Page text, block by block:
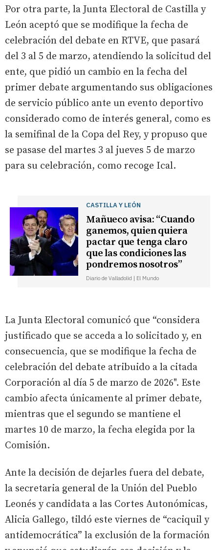
Por otra parte, la Junta Electoral de Castilla y
León aceptó que se modifique la fecha de
celebración del debate en RTVE, que pasará
del 3 al 5 de marzo, atendiendo la solicitud del
ente, que pidió un cambio en la fecha del
primer debate argumentando sus obligaciones
de servicio público ante un evento deportivo
considerado como de interés general, como es
la semifinal de la Copa del Rey, y propuso que
se pasase del martes 3 al jueves 5 de marzo
para su celebración, como recoge Ical.
CASTILLA Y LEÓN
Mañueco avisa: “Cuando
ganemos, quien quiera
pactar que tenga claro
que las condiciones las
pondremos nosotros”
Diario de Valladolid | El Mundo
La Junta Electoral comunicó que “considera
justificado que se acceda a lo solicitado y, en
consecuencia, que se modifique la fecha de
celebración del debate atribuido a la citada
Corporación al día 5 de marzo de 2026". Este
cambio afecta únicamente al primer debate,
mientras que el segundo se mantiene el
martes 10 de marzo, la fecha elegida por la
Comisión.
Ante la decisión de dejarles fuera del debate,
la secretaria general de la Unión del Pueblo
Leonés y candidata a las Cortes Autonómicas,
Alicia Gallego, tildó este viernes de “caciquil y
antidemocrática” la exclusión de la formación